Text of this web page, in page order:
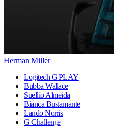
Herman Miller
Logitech G PLAY
Bubba Wallace
Suellio Almeida
Bianca Bustamante
Lando Norris
G Challenge